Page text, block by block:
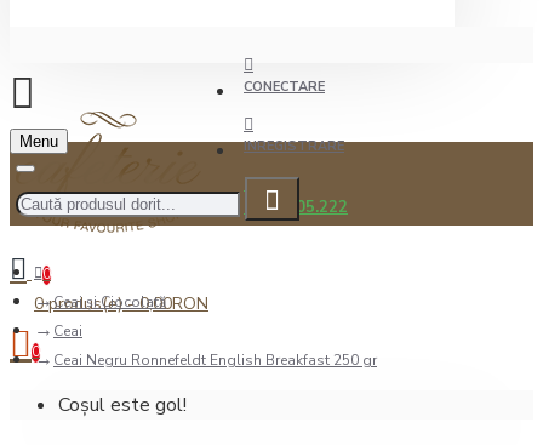
CONECTARE
INREGISTRARE
0722.505.222
Menu
0
0 produs(e) - 0,00RON
0
Coșul este gol!
Ceai şi Ciocolată
Ceai
Ceai Negru Ronnefeldt English Breakfast 250 gr